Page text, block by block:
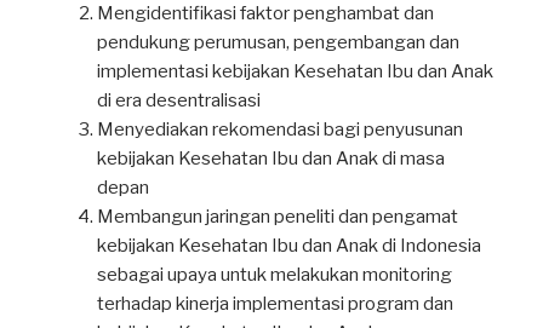
Mengidentifikasi faktor penghambat dan
pendukung perumusan, pengembangan dan
implementasi kebijakan Kesehatan Ibu dan Anak
di era desentralisasi
Menyediakan rekomendasi bagi penyusunan
kebijakan Kesehatan Ibu dan Anak di masa
depan
Membangun jaringan peneliti dan pengamat
kebijakan Kesehatan Ibu dan Anak di Indonesia
sebagai upaya untuk melakukan monitoring
terhadap kinerja implementasi program dan